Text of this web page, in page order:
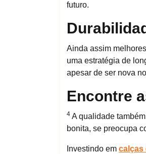
futuro.
Ainda assim
uma estratégia de
apesar de ser nova
Encontre
4 A qualidade
bonita, se preocupa
Investindo em calças